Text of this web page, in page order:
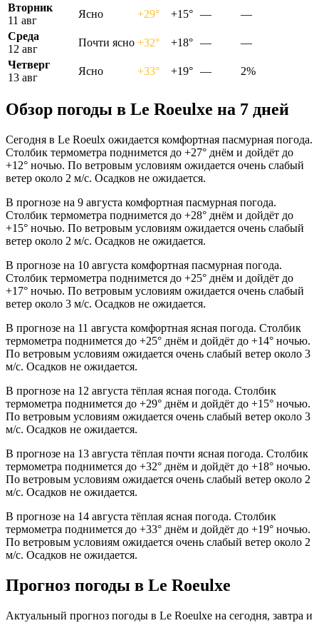
Вторник
11 авг
Ясно +29° +15° —
—
Среда
12 авг
Почти ясно +32° +18° —
—
Четверг
13 авг
Ясно +33° +19° — 2%
Обзор погоды в Le Roeulxе на 7 дней
Сегодня в Le Roeulx ожидается комфортная пасмурная погода.
Столбик термометра поднимется до +27° днём и дойдёт до
+12° ночью. По ветровым условиям ожидается очень слабый
ветер около 2 м/с. Осадков не ожидается.
В прогнозе на 9 августа комфортная пасмурная погода.
Столбик термометра поднимется до +28° днём и дойдёт до
+15° ночью. По ветровым условиям ожидается очень слабый
ветер около 2 м/с. Осадков не ожидается.
В прогнозе на 10 августа комфортная пасмурная погода.
Столбик термометра поднимется до +25° днём и дойдёт до
+17° ночью. По ветровым условиям ожидается очень слабый
ветер около 3 м/с. Осадков не ожидается.
В прогнозе на 11 августа комфортная ясная погода. Столбик
термометра поднимется до +25° днём и дойдёт до +14° ночью.
По ветровым условиям ожидается очень слабый ветер около 3
м/с. Осадков не ожидается.
В прогнозе на 12 августа тёплая ясная погода. Столбик
термометра поднимется до +29° днём и дойдёт до +15° ночью.
По ветровым условиям ожидается очень слабый ветер около 3
м/с. Осадков не ожидается.
В прогнозе на 13 августа тёплая почти ясная погода. Столбик
термометра поднимется до +32° днём и дойдёт до +18° ночью.
По ветровым условиям ожидается очень слабый ветер около 2
м/с. Осадков не ожидается.
В прогнозе на 14 августа тёплая ясная погода. Столбик
термометра поднимется до +33° днём и дойдёт до +19° ночью.
По ветровым условиям ожидается очень слабый ветер около 2
м/с. Осадков не ожидается.
Прогноз погоды в Le Roeulxе
Актуальный прогноз погоды в Le Roeulxе на сегодня, завтра и